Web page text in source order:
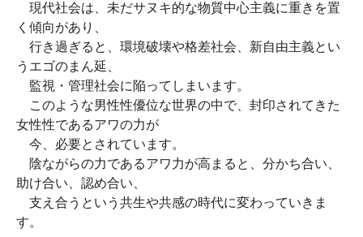
現代社会は、未だサヌキ的な物質中心主義に重きを置
く傾向があり、
行き過ぎると、環境破壊や格差社会、新自由主義とい
うエゴのまん延、
監視・管理社会に陥ってしまいます。
このような男性性優位な世界の中で、封印されてきた
女性性であるアワの力が
今、必要とされています。
陰ながらの力であるアワ力が高まると、分かち合い、
助け合い、認め合い、
支え合うという共生や共感の時代に変わっていきま
す。